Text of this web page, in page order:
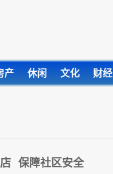
产 休闲 文化 财经
保障社区安全